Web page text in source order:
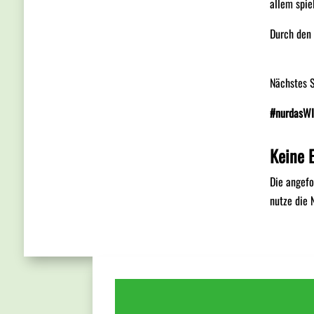
allem
Durch
Nächstes
Keine
Die
nutze die